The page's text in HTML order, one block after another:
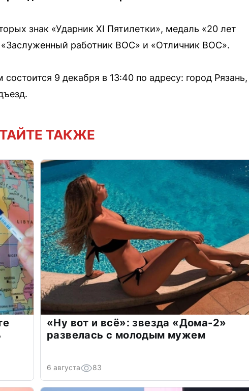
знак «Ударник XI Пятилетки», медаль «20 лет
работник ВОС» и «Отличник ВОС».
9 декабря в 13:40 по адресу: город Рязань,
ТАКЖЕ
«Ну вот и всё»: звезда «Дома-2»
развелась с молодым мужем
6 августа 83